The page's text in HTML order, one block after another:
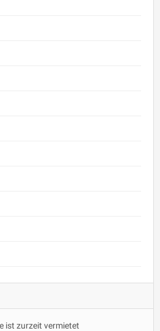
ist zurzeit vermietet